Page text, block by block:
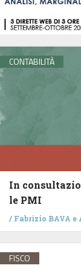
CONTABILITÀ
In
le PMI
/ Fabrizio BAVA e
FISCO